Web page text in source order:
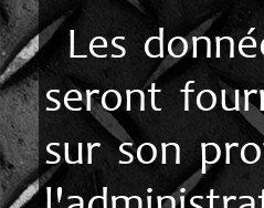
Les
seront
sur son